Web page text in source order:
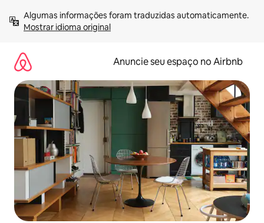
para
Mostrar idioma original
Anuncie seu espaço no Airbnb